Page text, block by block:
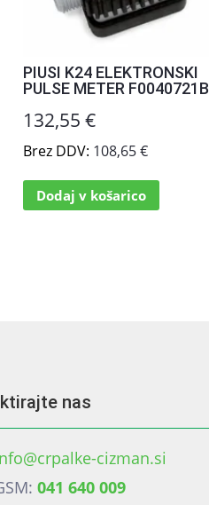
PIUSI K24 ELEKTRONSKI
PULSE METER F0040721B
132,55€
Brez DDV: 108,65€
Dodaj v košarico
nas
cizman.si
041 640 009